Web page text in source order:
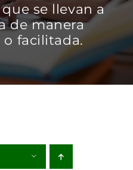
se llevan a
de manera
facilitada.